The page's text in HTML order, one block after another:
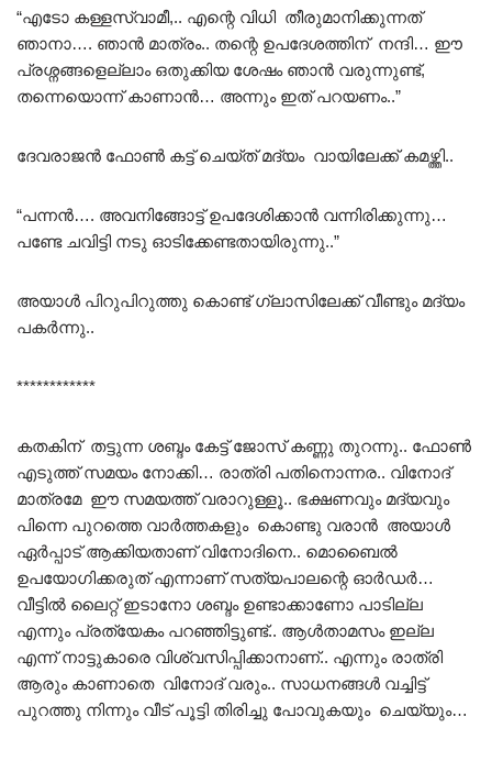
“എടോ കള്ളസ്വാമീ,.. എന്റെ വിധി തീരുമാനിക്കുന്നത്
ഞാനാ…. ഞാൻ മാത്രം.. തന്റെ ഉപദേശത്തിന് നന്ദി… ഈ
പ്രശ്നങ്ങളെല്ലാം ഒതുക്കിയ ശേഷം ഞാൻ വരുന്നുണ്ട്,
തന്നെയൊന്ന് കാണാൻ… അന്നും ഇത് പറയണം..”
ദേവരാജൻ ഫോൺ കട്ട് ചെയ്ത് മദ്യം വായിലേക്ക് കമഴ്ത്തി..
“പന്നൻ…. അവനിങ്ങോട്ട് ഉപദേശിക്കാൻ വന്നിരിക്കുന്നു…
പണ്ടേ ചവിട്ടി നടു ഓടിക്കേണ്ടതായിരുന്നു..”
അയാൾ പിറുപിറുത്തു കൊണ്ട് ഗ്ലാസിലേക്ക് വീണ്ടും മദ്യം
പകർന്നു..
************
കതകിന് തട്ടുന്ന ശബ്ദം കേട്ട് ജോസ് കണ്ണു തുറന്നു.. ഫോൺ
എടുത്ത് സമയം നോക്കി… രാത്രി പതിനൊന്നര.. വിനോദ്
മാത്രമേ ഈ സമയത്ത് വരാറുള്ളൂ.. ഭക്ഷണവും മദ്യവും
പിന്നെ പുറത്തെ വാർത്തകളും കൊണ്ടു വരാൻ അയാൾ
ഏർപ്പാട് ആക്കിയതാണ് വിനോദിനെ.. മൊബൈൽ
ഉപയോഗിക്കരുത് എന്നാണ് സത്യപാലന്റെ ഓർഡർ…
വീട്ടിൽ ലൈറ്റ് ഇടാനോ ശബ്ദം ഉണ്ടാക്കാണോ പാടില്ല
എന്നും പ്രത്യേകം പറഞ്ഞിട്ടുണ്ട്.. ആൾതാമസം ഇല്ല
എന്ന് നാട്ടുകാരെ വിശ്വസിപ്പിക്കാനാണ്.. എന്നും രാത്രി
ആരും കാണാതെ വിനോദ് വരും.. സാധനങ്ങൾ വച്ചിട്ട്
പുറത്തു നിന്നും വീട് പൂട്ടി തിരിച്ചു പോവുകയും ചെയ്യും…